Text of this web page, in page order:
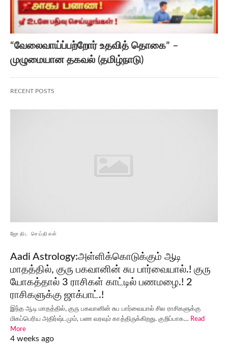
“வேலைவாய்ப்பற்றோர் உதவித் தொகை” –
முழுமையான தகவல் (தமிழ்நாடு)
RECENT POSTS
ஜோதிட செய்திகள்
Aadi Astrology:அள்ளிக்கொடுக்கும் ஆடி
மாதத்தில், குரு பகவானின் சுப பார்வையால்.! குரு
யோகத்தால் 3 ராசிகள் காட்டில் பணமழை.! 2
ராசிகளுக்கு ஜாக்பாட்.!
இந்த ஆடி மாதத்தில், குரு பகவானின் சுப பார்வையால் சில ராசிகளுக்கு
மிகப்பெரிய அதிர்ஷ்டமும், பண வரவும் காத்திருக்கிறது. குறிப்பாக… Read
More
4 weeks ago